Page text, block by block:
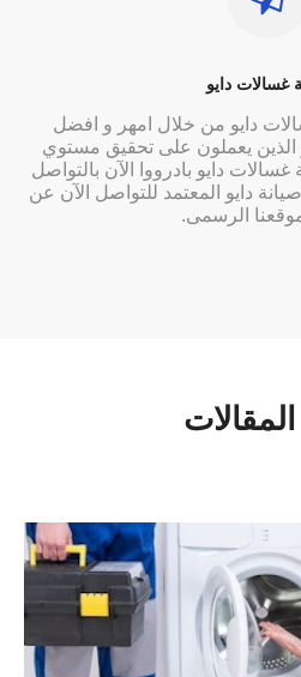
غسالات دايو
دايو من خلال امهر و افضل
الذين يعملون على تحقيق مستوي
دايو بادرووا الآن بالتواصل
دايو المعتمد للتواصل الآن عن
الرسمى.